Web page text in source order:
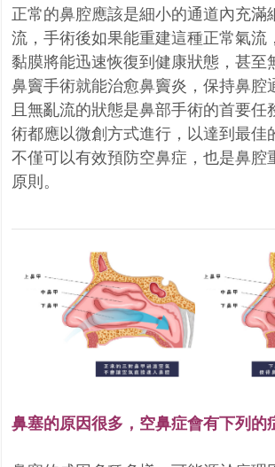
正常的鼻腔應該是細小的通道內充滿
流，手術後如果能重建這種正常氣流
黏膜將能迅速恢復到健康狀態，甚至
鼻竇手術就能治愈鼻竇炎，保持鼻腔
且無亂流的狀態是鼻部手術的首要任
術都應以微創方式進行，以達到最佳
不僅可以有效預防空鼻症，也是鼻腔
原則。
鼻塞的原因很多，空鼻症會有下列的